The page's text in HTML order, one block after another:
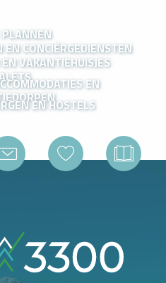
PLANNEN
CONCIËRGEDIENSTEN
VAKANTIEHUISJES
EN
EN HOSTELS